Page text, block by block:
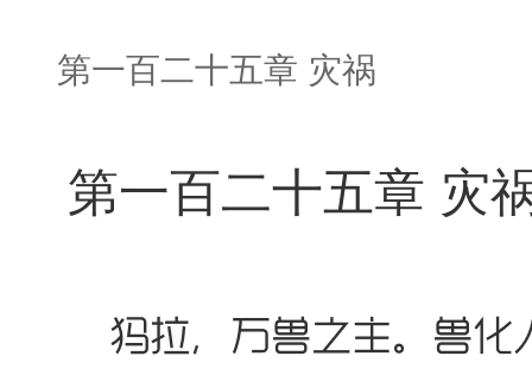
第一百二十五章 灾祸
第一百二十五章 灾